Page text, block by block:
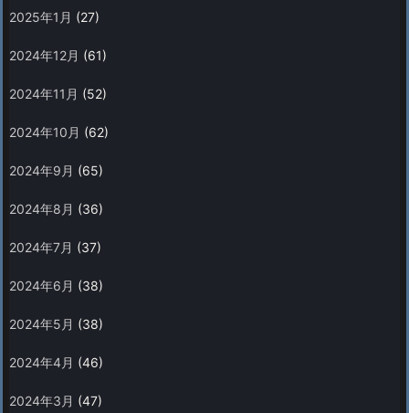
2025年1月 (27)
2024年12月 (61)
2024年11月 (52)
2024年10月 (62)
2024年9月 (65)
2024年8月 (36)
2024年7月 (37)
2024年6月 (38)
2024年5月 (38)
2024年4月 (46)
2024年3月 (47)